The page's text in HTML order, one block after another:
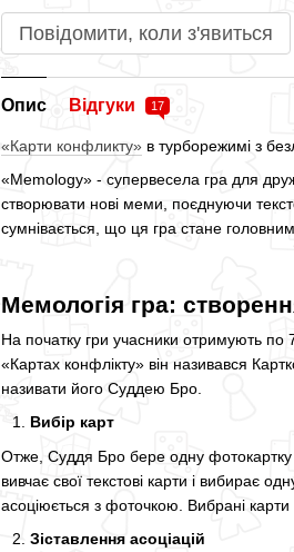
Повідомити, коли з'явиться
Опис Відгуки 17
«Карти конфликту» в турборежимі з
«Memology» - супервесела гра для
створювати нові меми, поєднуючи
сумнівається, що ця гра стане головним
Мемологія гра:
На початку гри учасники отримують
«Картах конфлікту» він називався
називати його Суддею Бро.
Вибір карт
Отже, Суддя Бро бере одну фотокартку
вивчає свої текстові карти і вибирає
асоціюється з фоточкою. Вибрані
Зіставлення асоціацій